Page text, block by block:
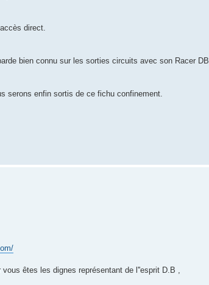
direct.
bien connu sur les sorties circuits avec son Racer DB
serons enfin sortis de ce fichu confinement.
êtes les dignes représentant de l''esprit D.B ,